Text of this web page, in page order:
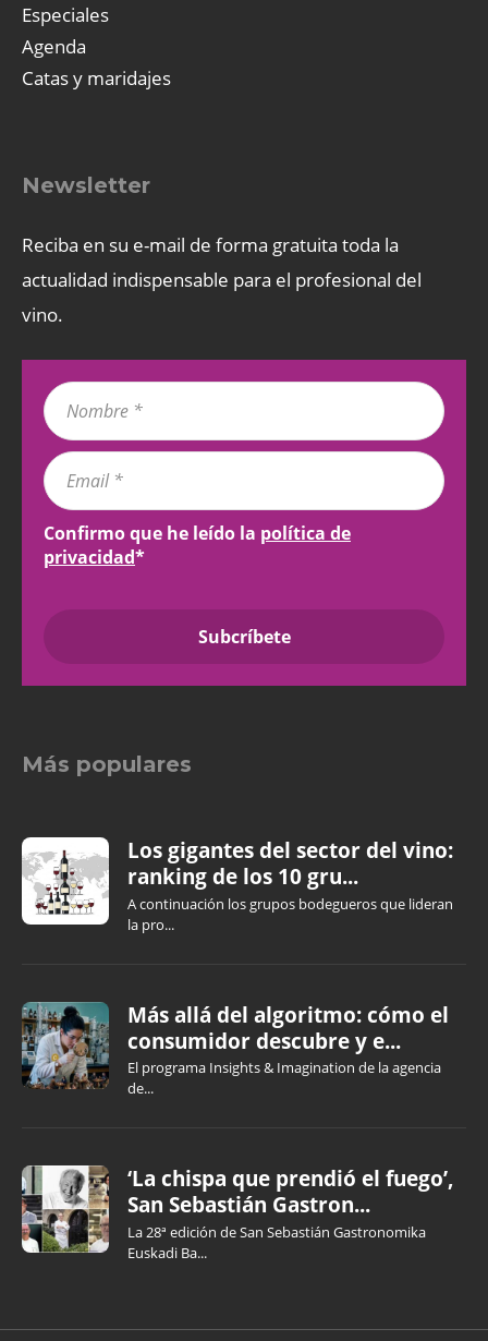
Especiales
Agenda
Catas y maridajes
Newsletter
Reciba en su e-mail de forma gratuita toda la
actualidad indispensable para el profesional del
vino.
Confirmo que he leído la política de
privacidad*
Más populares
Los gigantes del sector del vino:
ranking de los 10 gru...
A continuación los grupos bodegueros que lideran
la pro...
Más allá del algoritmo: cómo el
consumidor descubre y e...
El programa Insights & Imagination de la agencia
de...
‘La chispa que prendió el fuego’,
San Sebastián Gastron...
La 28ª edición de San Sebastián Gastronomika
Euskadi Ba...